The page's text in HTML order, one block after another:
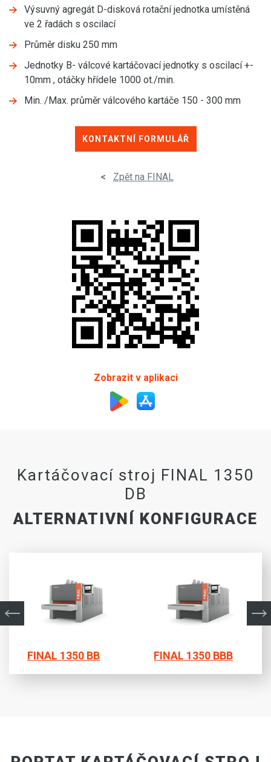
Výsuvný agregát D-disková rotační jednotka umístěná
ve 2 řadách s oscilací
Průměr disku 250 mm
Jednotky B- válcové kartáčovací jednotky s oscilací +-
10mm , otáčky hřídele 1000 ot./min.
Min. /Max. průměr válcového kartáče 150 - 300 mm
KONTAKTNÍ FORMULÁŘ
< Zpět na FINAL
Zobrazit v aplikaci
Kartáčovací stroj FINAL 1350
DB
ALTERNATIVNÍ KONFIGURACE
FINAL 1350 BB FINAL 1350 BBB